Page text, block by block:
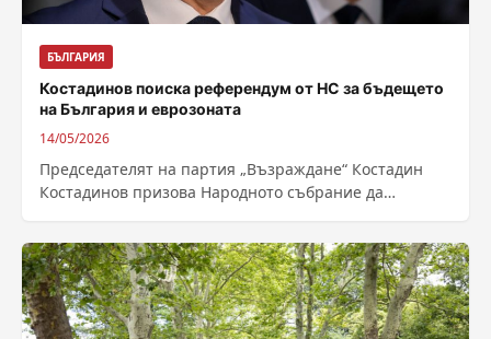
БЪЛГАРИЯ
Костадинов поиска референдум от НС за бъдещето
на България и еврозоната
14/05/2026
Председателят на партия „Възраждане“ Костадин
Костадинов призова Народното събрание да
комитет за провеждане на референдум,...